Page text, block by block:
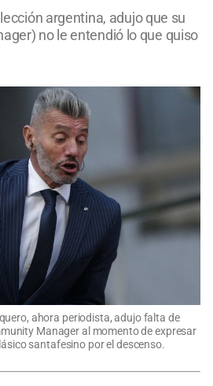
argentina, adujo que su
no le entendió lo que quiso
ahora periodista, adujo falta de
Manager al momento de expresar
santafesino por el descenso.